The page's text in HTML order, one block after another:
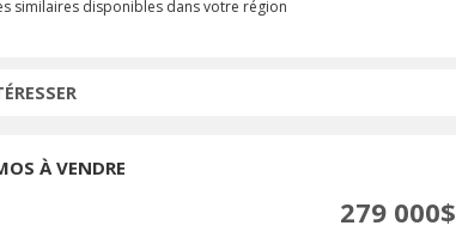
similaires disponibles dans votre région
À VENDRE
279 000$